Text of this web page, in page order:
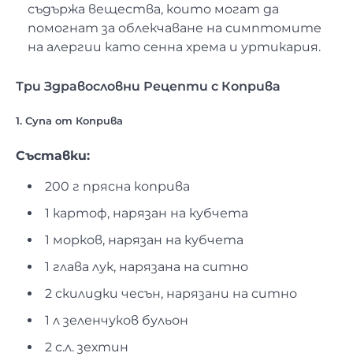
съдържа вещества, които могат да
помогнат за облекчаване на симптомите
на алергии като сенна хрема и уртикария.
Три Здравословни Рецепти с Коприва
1. Супа от Коприва
Съставки:
200 г прясна коприва
1 картоф, нарязан на кубчета
1 морков, нарязан на кубчета
1 глава лук, нарязана на ситно
2 скилидки чесън, нарязани на ситно
1 л зеленчуков бульон
2 с.л. зехтин